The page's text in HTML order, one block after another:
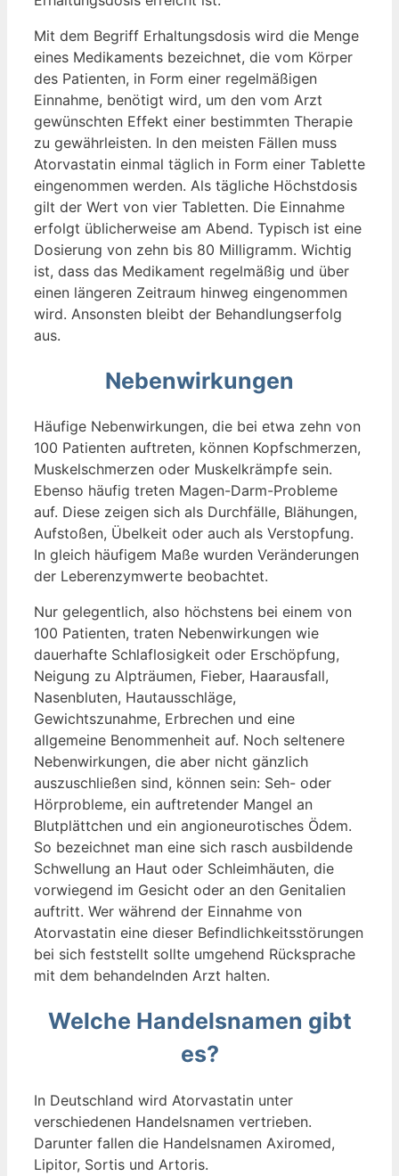
Mit dem Begriff Erhaltungsdosis wird die Menge
eines Medikaments bezeichnet, die vom Körper
des Patienten, in Form einer regelmäßigen
Einnahme, benötigt wird, um den vom Arzt
gewünschten Effekt einer bestimmten Therapie
zu gewährleisten. In den meisten Fällen muss
Atorvastatin einmal täglich in Form einer Tablette
eingenommen werden. Als tägliche Höchstdosis
gilt der Wert von vier Tabletten. Die Einnahme
erfolgt üblicherweise am Abend. Typisch ist eine
Dosierung von zehn bis 80 Milligramm. Wichtig
ist, dass das Medikament regelmäßig und über
einen längeren Zeitraum hinweg eingenommen
wird. Ansonsten bleibt der Behandlungserfolg
aus.
Nebenwirkungen
Häufige Nebenwirkungen, die bei etwa zehn von
100 Patienten auftreten, können Kopfschmerzen,
Muskelschmerzen oder Muskelkrämpfe sein.
Ebenso häufig treten Magen-Darm-Probleme
auf. Diese zeigen sich als Durchfälle, Blähungen,
Aufstoßen, Übelkeit oder auch als Verstopfung.
In gleich häufigem Maße wurden Veränderungen
der Leberenzymwerte beobachtet.
Nur gelegentlich, also höchstens bei einem von
100 Patienten, traten Nebenwirkungen wie
dauerhafte Schlaflosigkeit oder Erschöpfung,
Neigung zu Alpträumen, Fieber, Haarausfall,
Nasenbluten, Hautausschläge,
Gewichtszunahme, Erbrechen und eine
allgemeine Benommenheit auf. Noch seltenere
Nebenwirkungen, die aber nicht gänzlich
auszuschließen sind, können sein: Seh- oder
Hörprobleme, ein auftretender Mangel an
Blutplättchen und ein angioneurotisches Ödem.
So bezeichnet man eine sich rasch ausbildende
Schwellung an Haut oder Schleimhäuten, die
vorwiegend im Gesicht oder an den Genitalien
auftritt. Wer während der Einnahme von
Atorvastatin eine dieser Befindlichkeitsstörungen
bei sich feststellt sollte umgehend Rücksprache
mit dem behandelnden Arzt halten.
Welche Handelsnamen gibt
es?
In Deutschland wird Atorvastatin unter
verschiedenen Handelsnamen vertrieben.
Darunter fallen die Handelsnamen Axiromed,
Lipitor, Sortis und Artoris.